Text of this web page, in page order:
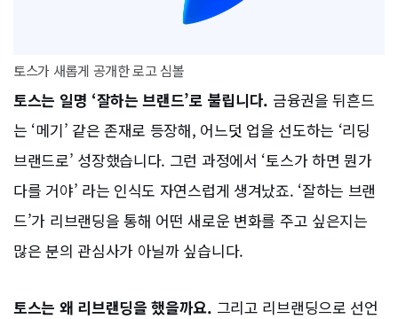
토스가 새롭게 공개한 로고 심볼
토스는 일명 ‘잘하는 브랜드’로 불립니다. 금융권을 뒤흔드
는 ‘메기’ 같은 존재로 등장해, 어느덧 업을 선도하는 ‘리딩
브랜드로’ 성장했습니다. 그런 과정에서 ‘토스가 하면 뭔가
다를 거야’ 라는 인식도 자연스럽게 생겨났죠. ‘잘하는 브랜
드’가 리브랜딩을 통해 어떤 새로운 변화를 주고 싶은지는
많은 분의 관심사가 아닐까 싶습니다.
토스는 왜 리브랜딩을 했을까요. 그리고 리브랜딩으로 선언